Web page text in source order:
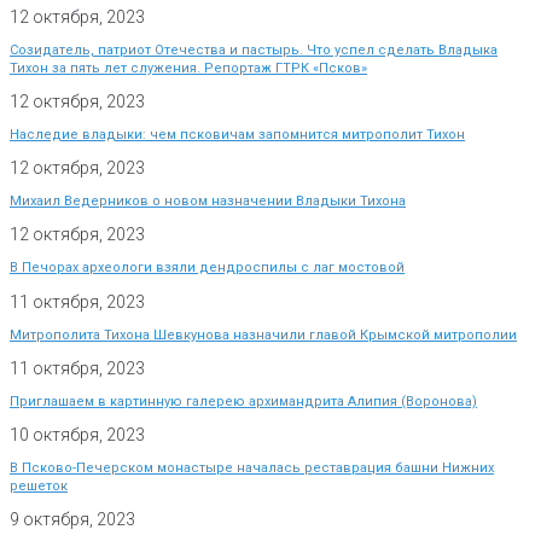
12 октября, 2023
Созидатель, патриот Отечества и пастырь. Что успел сделать Владыка
Тихон за пять лет служения. Репортаж ГТРК «Псков»
12 октября, 2023
Наследие владыки: чем псковичам запомнится митрополит Тихон
12 октября, 2023
Михаил Ведерников о новом назначении Владыки Тихона
12 октября, 2023
В Печорах археологи взяли дендроспилы с лаг мостовой
11 октября, 2023
Митрополита Тихона Шевкунова назначили главой Крымской митрополии
11 октября, 2023
Приглашаем в картинную галерею архимандрита Алипия (Воронова)
10 октября, 2023
В Псково-Печерском монастыре началась реставрация башни Нижних
решеток
9 октября, 2023